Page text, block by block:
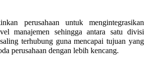
perusahaan untuk mengintegrasikan
manajemen sehingga antara satu divisi
terhubung guna mencapai tujuan yang
perusahaan dengan lebih kencang.